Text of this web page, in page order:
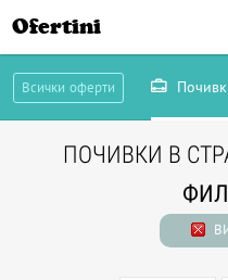
Ofertini
Всички оферти
ПОЧИВКИ В